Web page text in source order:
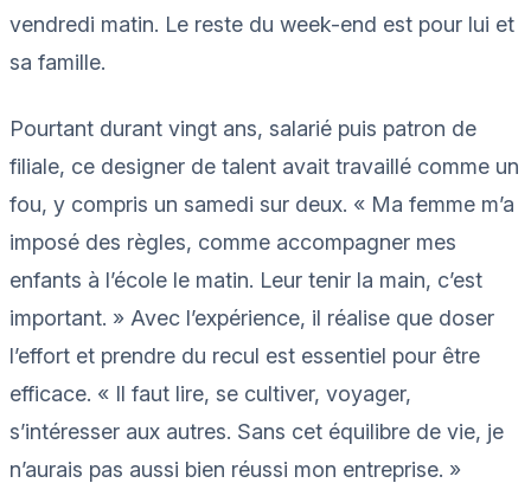
vendredi matin. Le reste du week-end est pour lui et
sa famille.
Pourtant durant vingt ans, salarié puis patron de
filiale, ce designer de talent avait travaillé comme un
fou, y compris un samedi sur deux. « Ma femme m’a
imposé des règles, comme accompagner mes
enfants à l’école le matin. Leur tenir la main, c’est
important. » Avec l’expérience, il réalise que doser
l’effort et prendre du recul est essentiel pour être
efficace. « Il faut lire, se cultiver, voyager,
s’intéresser aux autres. Sans cet équilibre de vie, je
n’aurais pas aussi bien réussi mon entreprise. »